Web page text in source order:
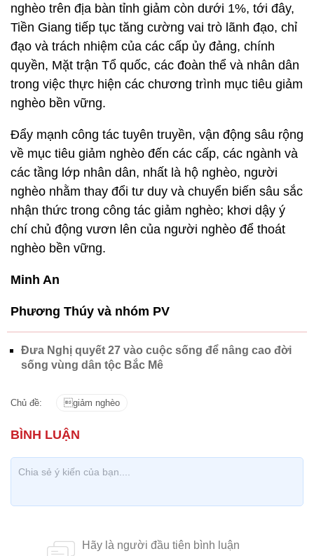
nghèo trên địa bàn tỉnh giảm còn dưới 1%, tới đây,
Tiền Giang tiếp tục tăng cường vai trò lãnh đạo, chỉ
đạo và trách nhiệm của các cấp ủy đảng, chính
quyền, Mặt trận Tổ quốc, các đoàn thể và nhân dân
trong việc thực hiện các chương trình mục tiêu giảm
nghèo bền vững.
Đẩy mạnh công tác tuyên truyền, vận động sâu rộng
về mục tiêu giảm nghèo đến các cấp, các ngành và
các tầng lớp nhân dân, nhất là hộ nghèo, người
nghèo nhằm thay đổi tư duy và chuyển biến sâu sắc
nhận thức trong công tác giảm nghèo; khơi dậy ý
chí chủ động vươn lên của người nghèo để thoát
nghèo bền vững.
Minh An
Phương Thúy và nhóm PV
Đưa Nghị quyết 27 vào cuộc sống để nâng cao đời
sống vùng dân tộc Bắc Mê
Chủ đề: giảm nghèo